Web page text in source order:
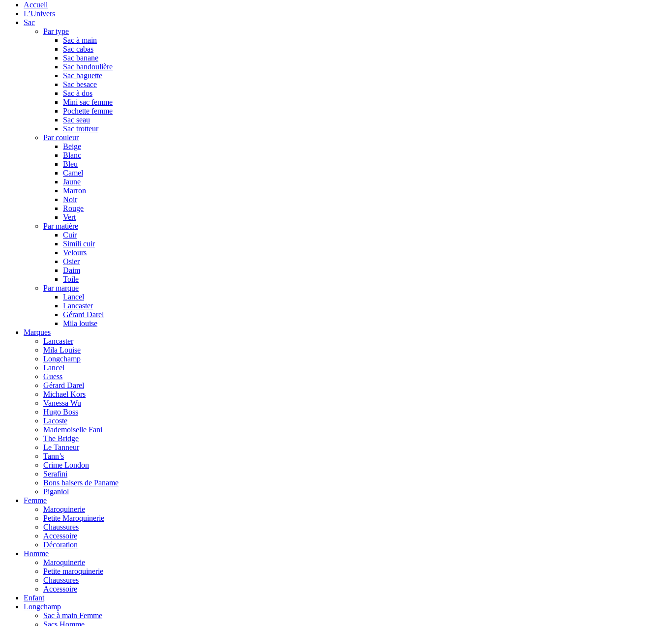
Accueil
L’Univers
Sac
Par type
Sac à main
Sac cabas
Sac banane
Sac bandoulière
Sac baguette
Sac besace
Sac à dos
Mini sac femme
Pochette femme
Sac seau
Sac trotteur
Par couleur
Beige
Blanc
Bleu
Camel
Jaune
Marron
Noir
Rouge
Vert
Par matière
Cuir
Simili cuir
Velours
Osier
Daim
Toile
Par marque
Lancel
Lancaster
Gérard Darel
Mila louise
Marques
Lancaster
Mila Louise
Longchamp
Lancel
Guess
Gérard Darel
Michael Kors
Vanessa Wu
Hugo Boss
Lacoste
Mademoiselle Fani
The Bridge
Le Tanneur
Tann’s
Crime London
Serafini
Bons baisers de Paname
Piganiol
Femme
Maroquinerie
Petite Maroquinerie
Chaussures
Accessoire
Décoration
Homme
Maroquinerie
Petite maroquinerie
Chaussures
Accessoire
Enfant
Longchamp
Sac à main Femme
Sacs Homme